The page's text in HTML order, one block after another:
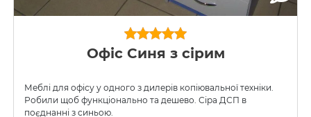
Офіс Синя з сірим
Меблі для офісу у одного з дилерів копіювальної техніки.
Робили щоб функціонально та дешево. Сіра ДСП в
поєднанні з синьою.